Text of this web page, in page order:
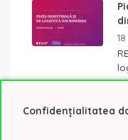
Confidențialitatea